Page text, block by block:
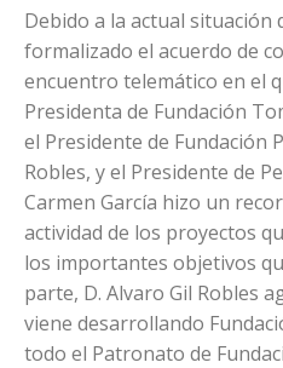
Debido a la actual situación
formalizado el acuerdo de
encuentro telemático en el
Presidenta de Fundación
el Presidente de Fundación
Robles, y el Presidente de
Carmen García hizo un
actividad de los proyectos
los importantes objetivos
parte, D. Alvaro Gil Robles
viene desarrollando
todo el Patronato de